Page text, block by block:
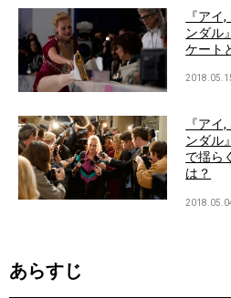
『ア
ンダル
ケート
『ア
ンダル
で揺ら
は？
あらすじ